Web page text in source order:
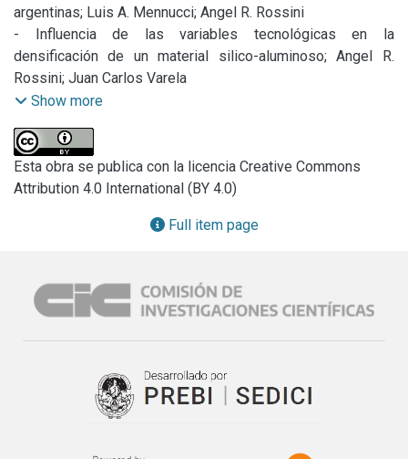
argentinas; Luis A. Mennucci; Angel R. Rossini
- Influencia de las variables tecnológicas en la
densificación de un material silico-aluminoso; Angel R.
Rossini; Juan Carlos Varela
- Aspectos relativos a la durabilidad de hormigones de
- Permeabilidad y distribución de tamaño de poro en
materiales refractarios; Juan Carlos Varela; Angel R.
Rossini; Ricardo G. Guerrero
Show more
Esta obra se publica con la licencia Creative Commons
Attribution 4.0 International (BY 4.0)
Full item page